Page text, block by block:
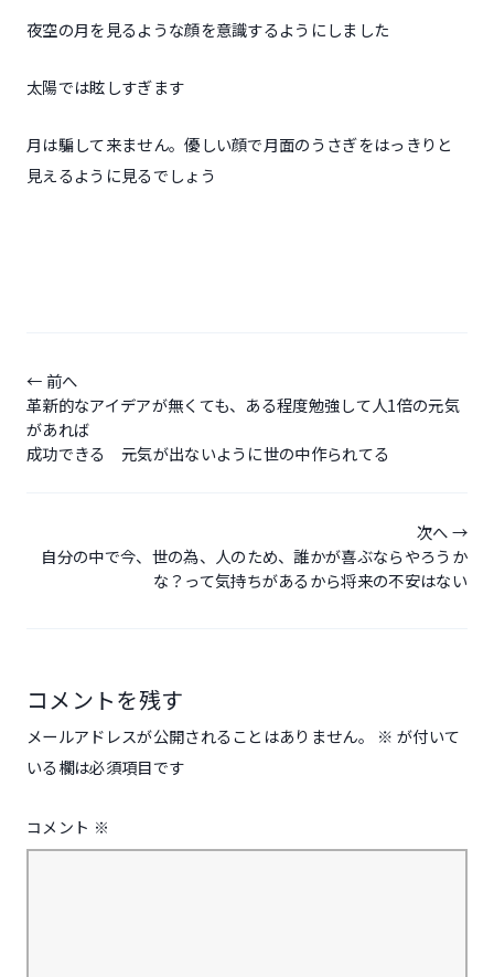
夜空の月を見るような顔を意識するようにしました
太陽では眩しすぎます
月は騙して来ません。優しい顔で月面のうさぎをはっきりと
見えるように見るでしょう
稿
ナ
ビ
シ
前へ
革新的なアイデアが無くても、ある程度勉強して人1倍の元気
があれば
成功できる 元気が出ないように世の中作られてる
次へ
自分の中で今、世の為、人のため、誰かが喜ぶならやろうか
な？って気持ちがあるから将来の不安はない
コメントを残す
メールアドレスが公開されることはありません。 ※ が付いて
いる欄は必須項目です
コメント ※